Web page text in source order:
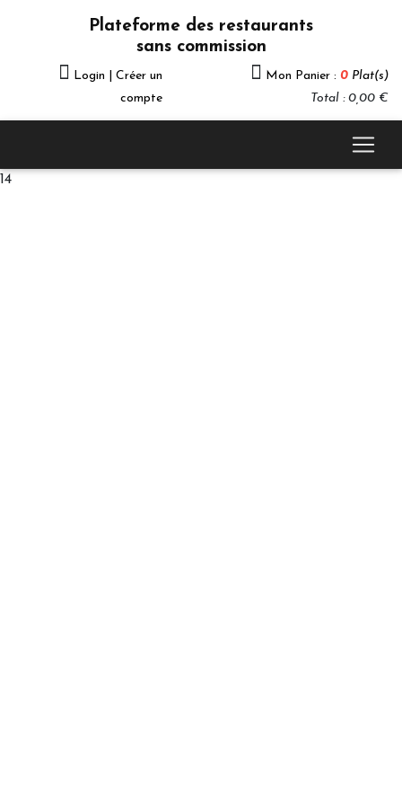
Plateforme des restaurants
sans commission
Login | Créer un
compte
Mon Panier : 0 Plat(s)
Total : 0,00 €
14